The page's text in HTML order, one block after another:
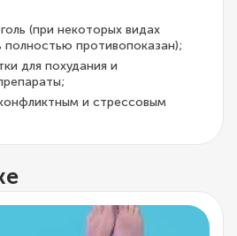
(при некоторых видах
полностью противопоказан);
для похудания и
и стрессовым